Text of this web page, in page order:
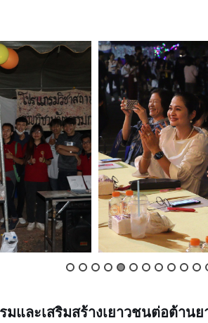
และเสริมสร้างเยาวชนต่อต้านย